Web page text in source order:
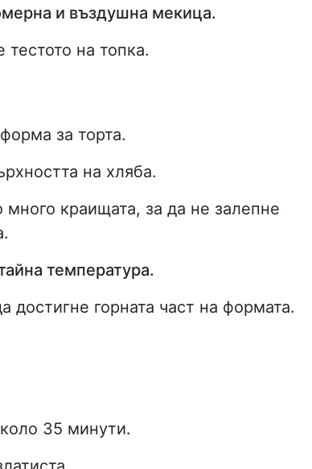
и въздушна мекица.
на топка.
за торта.
на хляба.
краищата, за да не залепне
температура.
достигне горната част на формата.
35 минути.